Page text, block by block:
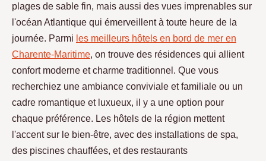
plages de sable fin, mais aussi des vues imprenables sur
l'océan Atlantique qui émerveillent à toute heure de la
journée. Parmi les meilleurs hôtels en bord de mer en
Charente-Maritime, on trouve des résidences qui allient
confort moderne et charme traditionnel. Que vous
recherchiez une ambiance conviviale et familiale ou un
cadre romantique et luxueux, il y a une option pour
chaque préférence. Les hôtels de la région mettent
l'accent sur le bien-être, avec des installations de spa,
des piscines chauffées, et des restaurants